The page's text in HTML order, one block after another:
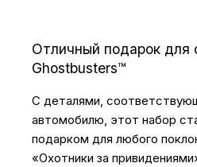
Отличный подарок для
Ghostbusters™
С деталями,
автомобилю, этот набор
подарком для любого
«Охотники за